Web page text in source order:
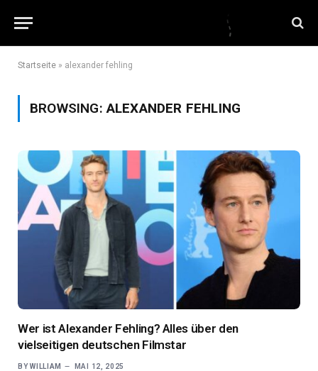
Startseite » alexander fehling
BROWSING:ALEXANDER FEHLING
Wer ist Alexander Fehling? Alles über den
vielseitigen deutschen Filmstar
BY WILLIAM MAI 12, 2025